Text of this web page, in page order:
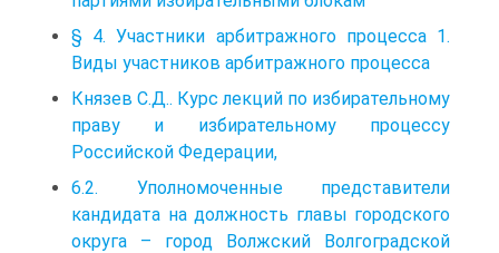
§ 4. Участники арбитражного процесса 1.
Виды участников арбитражного процесса
Князев С.Д.. Курс лекций по избирательному
праву и избирательному процессу
Российской Федерации,
6.2. Уполномоченные представители
кандидата на должность главы городского
округа – город Волжский Волгоградской